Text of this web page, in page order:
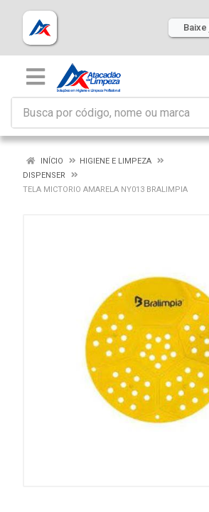
INÍCIO
HIGIENE E LIMPEZA
DISPENSER
TELA MICTORIO AMARELA NY013 BRALIMPIA